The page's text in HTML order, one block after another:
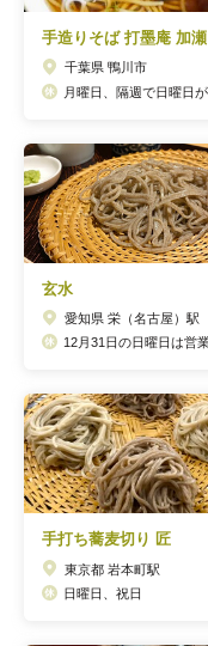
手造りそば 打墨庵 加瀬
千葉県 鴨川市
玄水
愛知県 栄（名古屋）駅
手打ち蕎麦切り 匠
東京都 岩本町駅
日曜日、祝日